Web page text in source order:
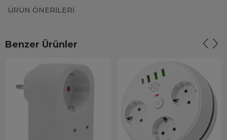
ÜRÜN ÖNERILERI
Benzer Ürünler